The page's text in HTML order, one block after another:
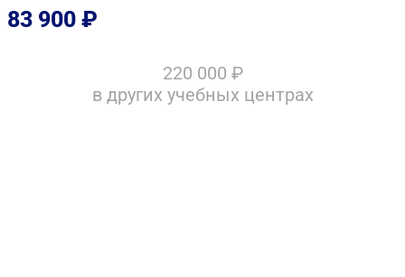
83 900 ₽
220 000 ₽
в других учебных центрах